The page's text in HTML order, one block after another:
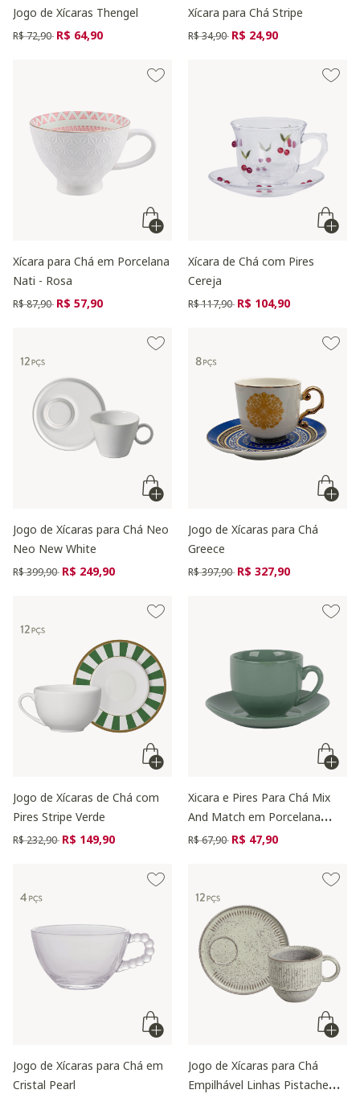
Jogo de Xícaras Thengel
Preço reduzido de
R$ 72,90 para
R$ 64,90
Xícara para Chá Stripe
Preço reduzido de
R$ 34,90 para
R$ 24,90
Xícara para Chá em Porcelana
Nati - Rosa
Preço reduzido de
R$ 87,90 para
R$ 57,90
Xícara de Chá com Pires
Cereja
Preço reduzido de
R$ 117,90 para
R$ 104,90
Jogo de Xícaras para Chá Neo
Neo New White
Preço reduzido de
R$ 399,90 para
R$ 249,90
Jogo de Xícaras para Chá
Greece
Preço reduzido de
R$ 397,90 para
R$ 327,90
Jogo de Xícaras de Chá com
Pires Stripe Verde
Preço reduzido de
R$ 232,90 para
R$ 149,90
Xicara e Pires Para Chá Mix
And Match em Porcelana
Verde Salvia
Preço reduzido de
R$ 67,90 para
R$ 47,90
Jogo de Xícaras para Chá em
Cristal Pearl
Jogo de Xícaras para Chá
Empilhável Linhas Pistache